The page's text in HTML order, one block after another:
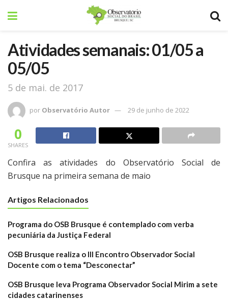
Atividades semanais: 01/05 a
05/05
5 de mai. de 2017
por Observatório Autor 29 de junho de 2022
0
SHARES
Confira as atividades do Observatório Social de
Brusque na primeira semana de maio
Artigos Relacionados
Programa do OSB Brusque é contemplado com verba
pecuniária da Justiça Federal
OSB Brusque realiza o III Encontro Observador Social
Docente com o tema “Desconectar”
OSB Brusque leva Programa Observador Social Mirim a sete
cidades catarinenses